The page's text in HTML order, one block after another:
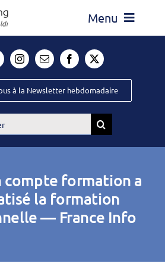
Menu
à la Newsletter hebdomadaire
compte formation a
la formation
— France Info